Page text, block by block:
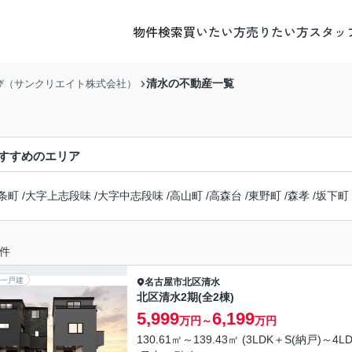
物件検索買いたい方売りたい方スタッ
サンクリエイト株式会社） 清水の不動産一覧
すめのエリア
町 /大字上志段味 /大字中志段味 /高山町 /高森台 /東野町 /森孝 /坂下町
件
戸建 名古屋市北区清水
北区清水2期(全2棟)
5,999万円～6,199万円
130.61㎡～139.43㎡ (3LDK＋S(納戸)～